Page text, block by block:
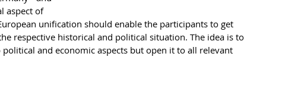
aspect of
unification should enable the participants to get
respective historical and political situation. The idea is to
and economic aspects but open it to all relevant